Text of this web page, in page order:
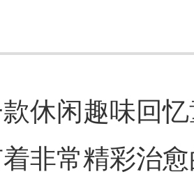
休闲趣味回
非常精彩治